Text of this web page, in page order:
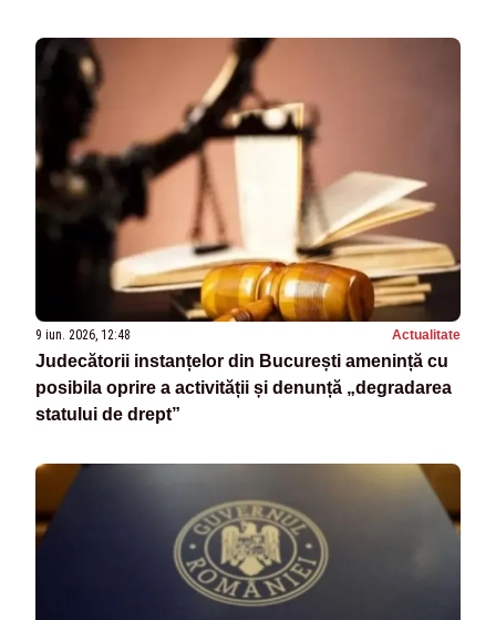
9 iun. 2026, 12:48 Actualitate
Judecătorii instanțelor din București amenință cu
posibila oprire a activității și denunță „degradarea
statului de drept”